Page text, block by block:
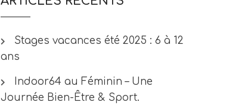
Stages vacances été 2025 : 6 à 12
ans
Indoor64 au Féminin – Une
Journée Bien-Être & Sport.